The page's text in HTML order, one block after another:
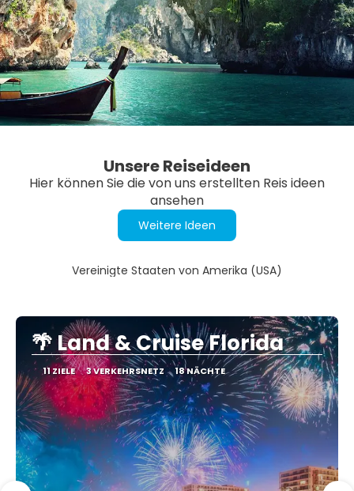
Unsere Reiseideen
Hier können Sie die von uns erstellten Reis ideen
ansehen
Weitere Ideen
Vereinigte Staaten von Amerika (USA)
🌴 Land & Cruise Florida
11 ZIELE 3 VERKEHRSNETZ 18 NÄCHTE